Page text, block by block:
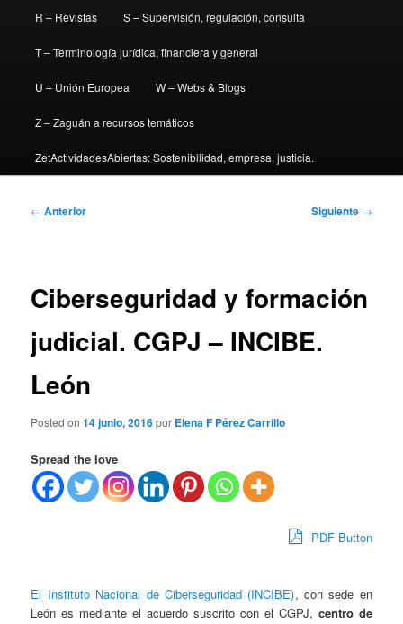
R – Revistas S – Supervisión, regulación, consulta
T – Terminología jurídica, financiera y general
U – Unión Europea W – Webs & Blogs
Z – Zaguán a recursos temáticos
ZetActividadesAbiertas: Sostenibilidad, empresa, justicia.
Navegación
← Anterior Siguiente →
Ciberseguridad y formación
judicial. CGPJ – INCIBE.
León
Posted on14 junio, 2016por Elena F Pérez Carrillo
Spread the love
PDF Button
El Instituto Nacional de Ciberseguridad (INCIBE), con sede en
León es mediante el acuerdo suscrito con el CGPJ, centro de